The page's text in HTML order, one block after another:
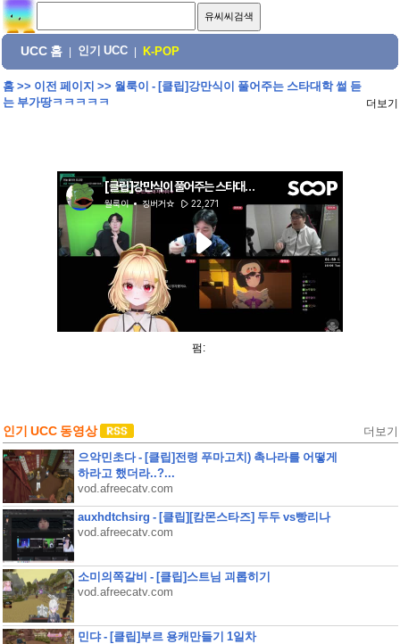
UCC 홈 인기 UCC K-POP
홈>> 이전 페이지 >> 월룩이 - [클립]강만식이 풀어주는 스타대학 썰 듣
는 부가땅ㅋㅋㅋㅋㅋ
더보기
펌:
인기 UCC 동영상 더보기
으악민초다 - [클립]전령 푸마고치) 촉나라를 어떻게
하라고 했더라..?...
vod.afreecatv.com
auxhdtchsirg - [클립][캄몬스타즈] 두두 vs빵리나
vod.afreecatv.com
소미의쪽갈비 - [클립]스트님 괴롭히기
vod.afreecatv.com
민댜 - [클립]부르 용캐만들기 1일차